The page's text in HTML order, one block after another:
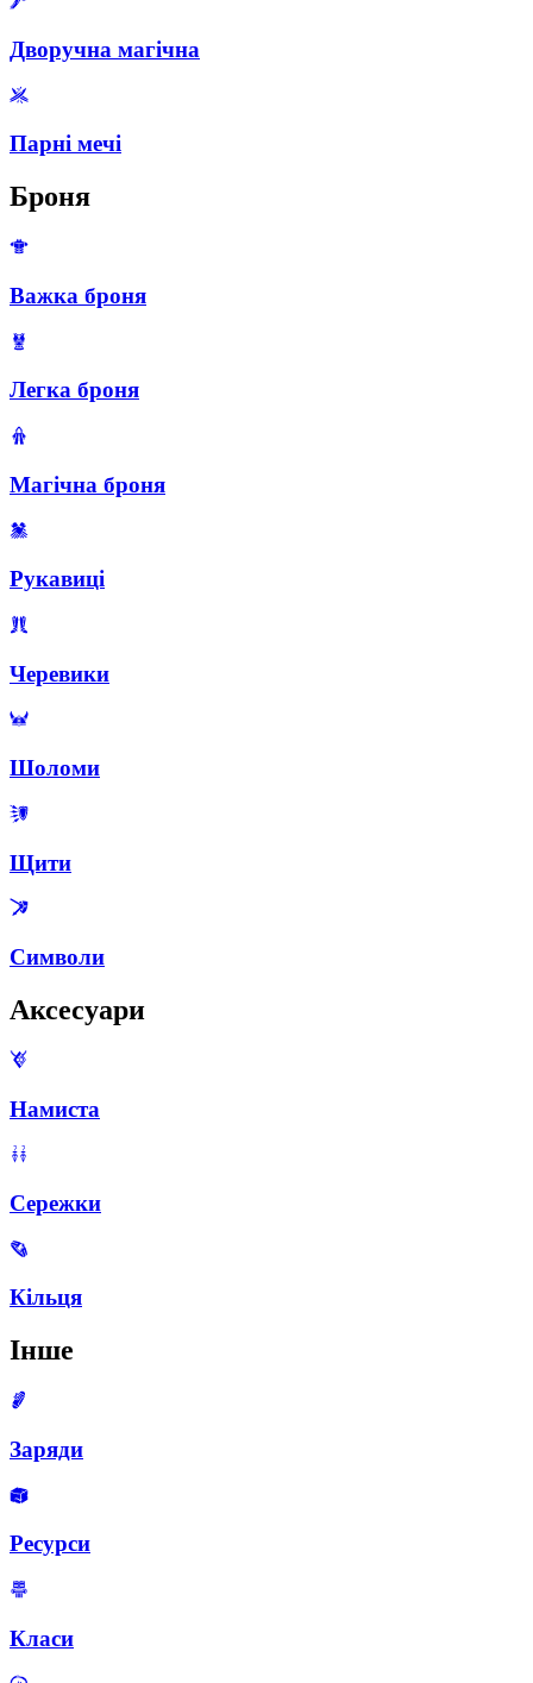
Дворучна магічна
Парні мечі
Броня
Важка броня
Легка броня
Магічна броня
Рукавиці
Черевики
Шоломи
Щити
Символи
Аксесуари
Намиста
Сережки
Кільця
Інше
Заряди
Ресурси
Класи